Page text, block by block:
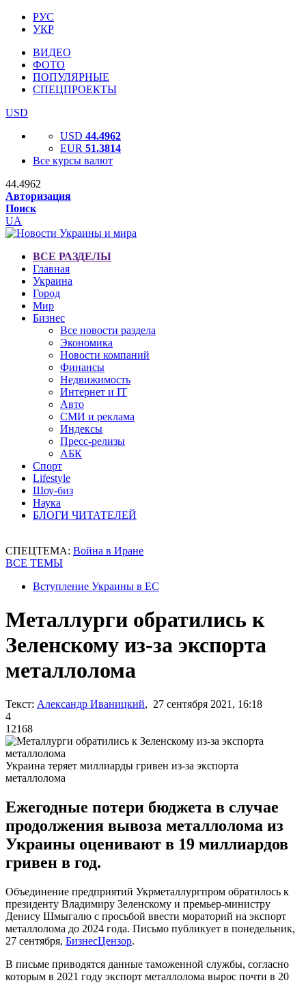
РУС
УКР
ВИДЕО
ФОТО
ПОПУЛЯРНЫЕ
СПЕЦПРОЕКТЫ
USD
USD 44.4962
EUR 51.3814
Все курсы валют
44.4962
Авторизация
Поиск
UA
ВСЕ РАЗДЕЛЫ
Главная
Украина
Город
Мир
Бизнес
Все новости раздела
Экономика
Новости компаний
Финансы
Недвижимость
Интернет и IT
Авто
СМИ и реклама
Индексы
Пресс-релизы
АБК
Спорт
Lifestyle
Шоу-биз
Наука
БЛОГИ ЧИТАТЕЛЕЙ
СПЕЦТЕМА: Война в Иране
ВСЕ ТЕМЫ
Вступление Украины в ЕС
Металлурги обратились к
Зеленскому из-за экспорта
металлолома
Текст: Александр Иваницкий, 27 сентября 2021, 16:18
4
12168
Украина теряет миллиарды гривен из-за экспорта
металлолома
Ежегодные потери бюджета в случае
продолжения вывоза металлолома из
Украины оценивают в 19 миллиардов
гривен в год.
Объединение предприятий Укрметаллургпром обратилось к
президенту Владимиру Зеленскому и премьер-министру
Денису Шмыгалю с просьбой ввести мораторий на экспорт
металлолома до 2024 года. Письмо публикует в понедельник,
27 сентября, БизнесЦензор.
В письме приводятся данные таможенной службы, согласно
которым в 2021 году экспорт металлолома вырос почти в 20